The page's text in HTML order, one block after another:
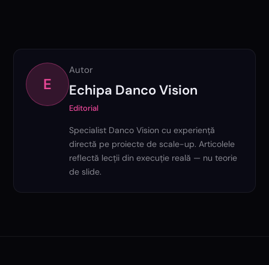
E
Autor
Echipa Danco Vision
Editorial
Specialist Danco Vision cu experiență
directă pe proiecte de scale-up. Articolele
reflectă lecții din execuție reală — nu teorie
de slide.